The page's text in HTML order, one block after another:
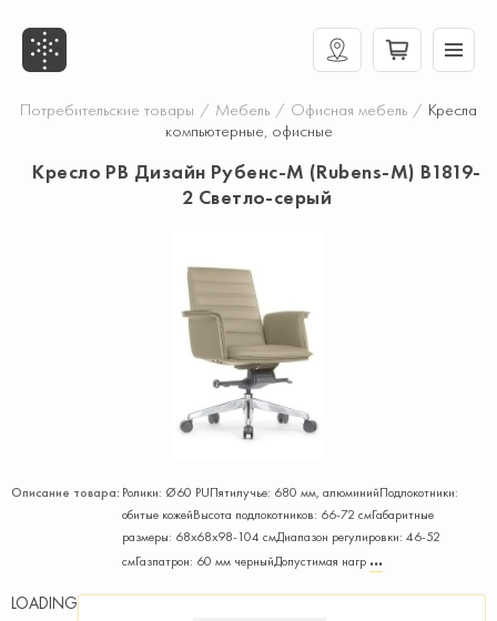
Потребительские товары / Мебель / Офисная мебель / Кресла
компьютерные, офисные
Кресло РВ Дизайн Рубенс-М (Rubens-M) В1819-
2 Светло-серый
Описание товара: Ролики: Ø60 PUПятилучье: 680 мм, алюминийПодлокотники:
обитые кожейВысота подлокотников: 66-72 смГабаритные
размеры: 68х68х98-104 смДиапазон регулировки: 46-52
смГазпатрон: 60 мм черныйДопустимая нагр
LOADING